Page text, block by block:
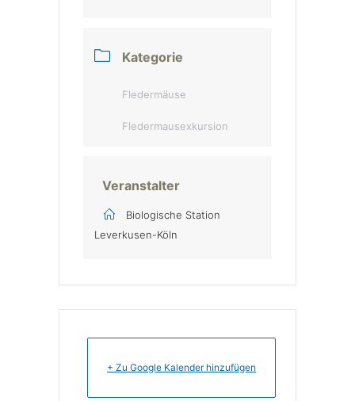
Kategorie
Fledermäuse
Fledermausexkursion
Veranstalter
Biologische Station
Leverkusen-Köln
+ Zu Google Kalender hinzufügen